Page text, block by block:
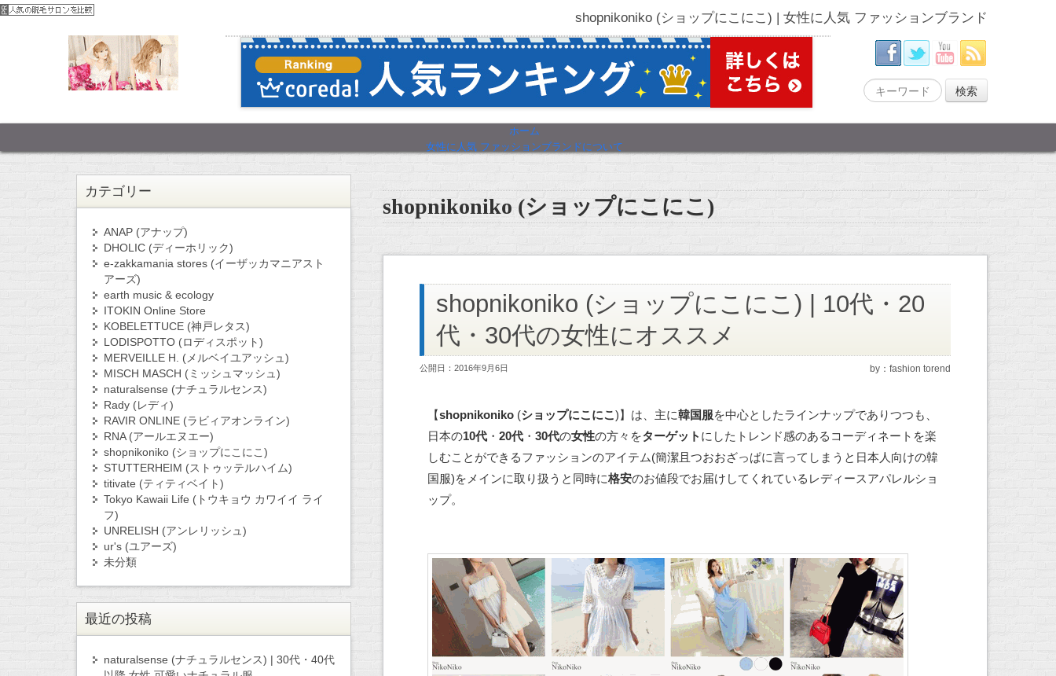
shopnikoniko (ショップにこにこ) | 女性に人気 ファッションブランド
ホーム
女性に人気 ファッションブランドについて
shopnikoniko (ショップにこにこ)
shopnikoniko (ショップにこにこ) | 10代・20
代・30代の女性にオススメ
公開日：2016年9月6日 by：fashion torend
【shopnikoniko (ショップにこにこ)】は、主に韓国服を中心としたラインナップでありつつも、
日本の10代 ・ 20代 ・ 30代の女性の方々をターゲット にしたトレンド感のあるコーディネートを楽
しむことができるファッションのアイテム(簡潔且つおおざっぱに言ってしまうと日本人向けの韓
国服)をメインに取り扱うと同時に格安のお値段でお届けしてくれているレディースアパレルショ
ップ。
カテゴリー
ANAP (アナップ)
DHOLIC (ディーホリック)
e-zakkamania stores (イーザッカマニアスト
アーズ)
earth music & ecology
ITOKIN Online Store
KOBELETTUCE (神戸レタス)
LODISPOTTO (ロディスポット)
MERVEILLE H. (メルベイユアッシュ)
MISCH MASCH (ミッシュマッシュ)
naturalsense (ナチュラルセンス)
Rady (レディ)
RAVIR ONLINE (ラビィアオンライン)
RNA (アールエヌエー)
shopnikoniko (ショップにこにこ)
STUTTERHEIM (ストゥッテルハイム)
titivate (ティティベイト)
Tokyo Kawaii Life (トウキョウ カワイイ ライ
フ)
UNRELISH (アンレリッシュ)
ur's (ユアーズ)
未分類
最近の投稿
naturalsense (ナチュラルセンス) | 30代・40代